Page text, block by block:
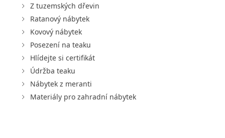
Z tuzemských dřevin
Ratanový nábytek
Kovový nábytek
Posezení na teaku
Hlídejte si certifikát
Údržba teaku
Nábytek z meranti
Materiály pro zahradní nábytek